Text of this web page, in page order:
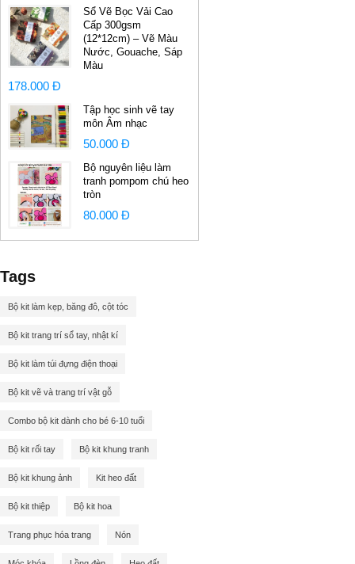
Sổ Vẽ Bọc Vải Cao
Cấp 300gsm
(12*12cm) – Vẽ Màu
Nước, Gouache, Sáp
Màu
178.000 Đ
Tập học sinh vẽ tay
môn Âm nhạc
50.000 Đ
Bộ nguyên liệu làm
tranh pompom chú heo
tròn
80.000 Đ
Tags
Bộ kit làm kẹp, băng đô, cột tóc
Bộ kit trang trí sổ tay, nhật kí
Bộ kit làm túi đựng điện thoại
Bộ kit vẽ và trang trí vật gỗ
Combo bộ kit dành cho bé 6-10 tuổi
Bộ kit rối tay Bộ kit khung tranh
Bộ kit khung ảnh Kit heo đất
Bộ kit thiệp Bộ kit hoa
Trang phục hóa trang Nón